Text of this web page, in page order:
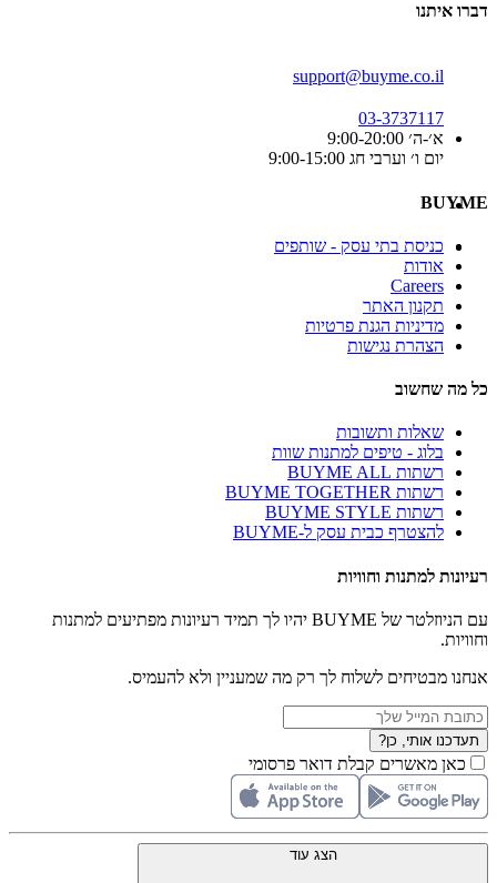
דברו איתנו
support@buyme.co.il
03-3737117
א׳-ה׳ 9:00-20:00
יום ו׳ וערבי חג 9:00-15:00
BUYME
כניסת בתי עסק - שותפים
אודות
Careers
תקנון האתר
מדיניות הגנת פרטיות
הצהרת נגישות
כל מה שחשוב
שאלות ותשובות
בלוג - טיפים למתנות שוות
רשתות BUYME ALL
רשתות BUYME TOGETHER
רשתות BUYME STYLE
להצטרף כבית עסק ל-BUYME
רעיונות למתנות וחוויות
עם הניוזלטר של BUYME יהיו לך תמיד רעיונות מפתיעים למתנות
וחוויות.
אנחנו מבטיחים לשלוח לך רק מה שמעניין ולא להעמיס.
תעדכנו אותי, כן?
כאן מאשרים קבלת דואר פרסומי
הצג עוד